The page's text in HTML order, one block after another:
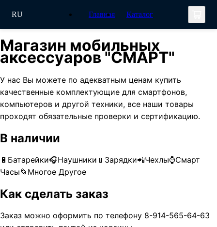
RU Главная Каталог
Магазин мобильных
аксессуаров "СМАРТ"
У нас Вы можете по адекватным ценам купить
качественные комплектующие для смартфонов,
компьютеров и другой техники, все наши товары
проходят обязательные проверки и сертификацию.
В наличии
🔋Батарейки🎧Наушники📱Зарядки📲Чехлы⌚Смарт
Часы🌀Многое Другое
Как сделать заказ
Заказ можно оформить по телефону 8-914-565-64-63